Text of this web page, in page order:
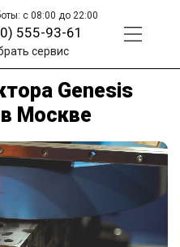
с 08:00 до 22:00
555-93-61
сервис
Genesis
Москве